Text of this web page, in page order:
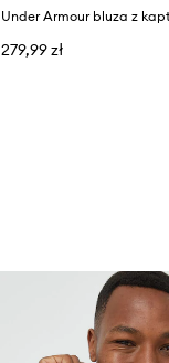
279,99 zł